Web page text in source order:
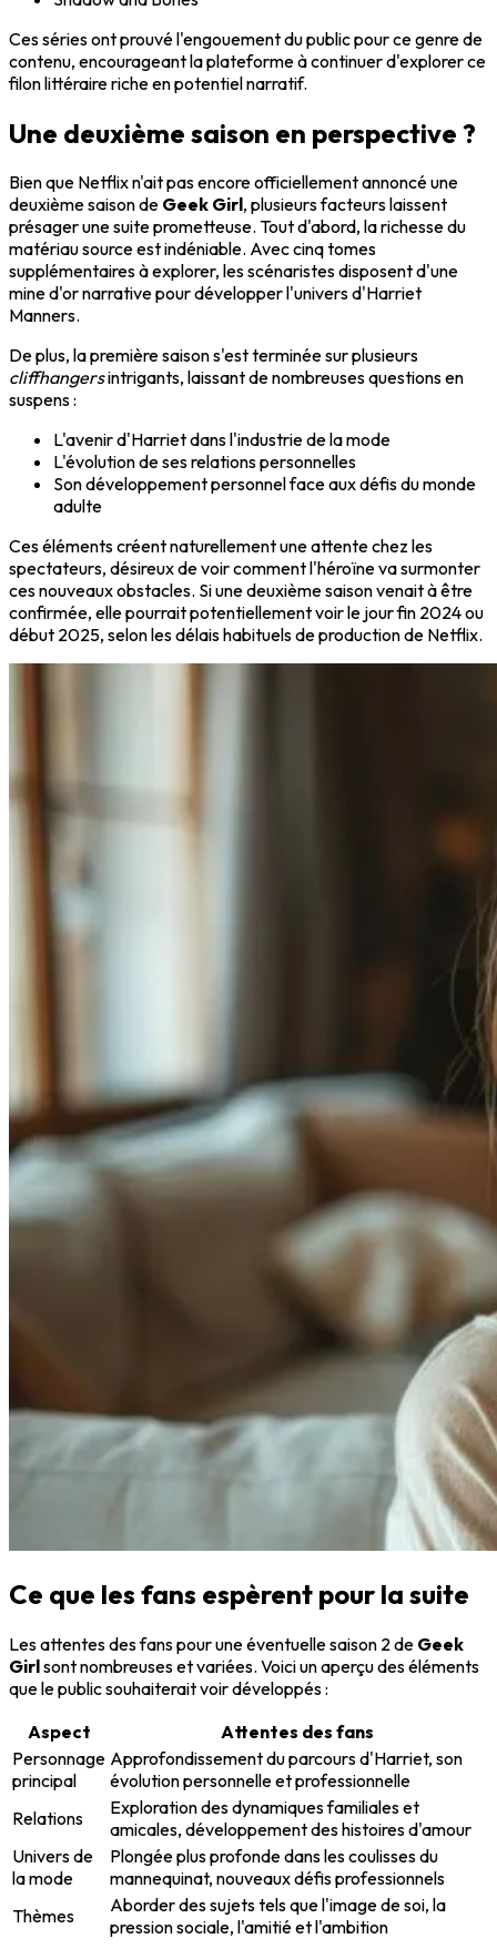
Ces séries ont prouvé l'engouement du public pour ce genre de
contenu, encourageant la plateforme à continuer d'explorer ce
filon littéraire riche en potentiel narratif.
Une deuxième saison en perspective ?
Bien que Netflix n'ait pas encore officiellement annoncé une
deuxième saison de Geek Girl, plusieurs facteurs laissent
présager une suite prometteuse. Tout d'abord, la richesse du
matériau source est indéniable. Avec cinq tomes
supplémentaires à explorer, les scénaristes disposent d'une
mine d'or narrative pour développer l'univers d'Harriet
Manners.
De plus, la première saison s'est terminée sur plusieurs
cliffhangersintrigants, laissant de nombreuses questions en
suspens :
L'avenir d'Harriet dans l'industrie de la mode
L'évolution de ses relations personnelles
Son développement personnel face aux défis du monde
adulte
Ces éléments créent naturellement une attente chez les
spectateurs, désireux de voir comment l'héroïne va surmonter
ces nouveaux obstacles. Si une deuxième saison venait à être
confirmée, elle pourrait potentiellement voir le jour fin 2024 ou
début 2025, selon les délais habituels de production de Netflix.
Ce que les fans espèrent pour la suite
Les attentes des fans pour une éventuelle saison 2 de Geek
Girlsont nombreuses et variées. Voici un aperçu des éléments
que le public souhaiterait voir développés :
Aspect
Attentes des fans
Personnage
principal
Approfondissement du parcours d'Harriet, son
évolution personnelle et professionnelle
Relations
Exploration des dynamiques familiales et
amicales, développement des histoires d'amour
Univers de
la mode
Plongée plus profonde dans les coulisses du
mannequinat, nouveaux défis professionnels
Thèmes
Aborder des sujets tels que l'image de soi, la
pression sociale, l'amitié et l'ambition